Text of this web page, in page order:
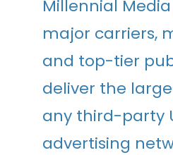
Millennial
major carriers,
and top-tier
deliver the
any third-party
advertising